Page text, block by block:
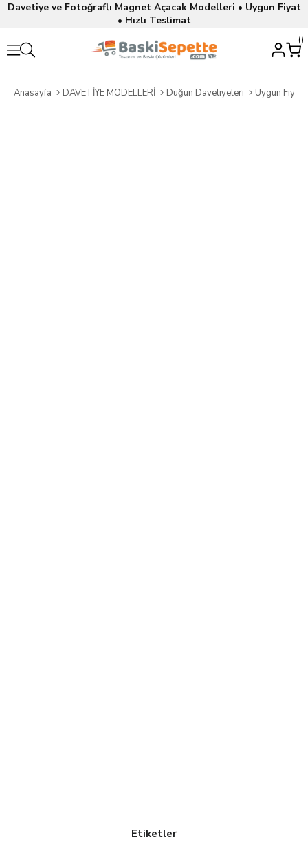
Davetiye ve Fotoğraflı Magnet Açacak Modelleri • Uygun Fiyat
• Hızlı Teslimat
Anasayfa DAVETİYE MODELLERİ Düğün Davetiyeleri Uygun
Etiketler